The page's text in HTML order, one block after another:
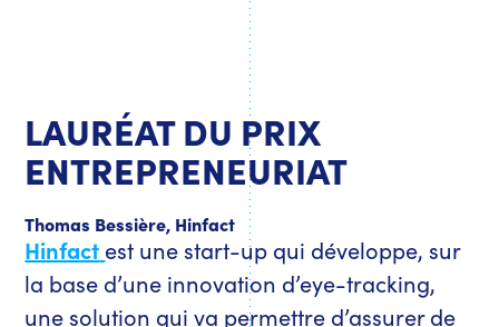
LAURÉAT DU PRIX
ENTREPRENEURIAT
Thomas Bessière, Hinfact
Hinfact est une start-up qui développe, sur
la base d’une innovation d’eye-tracking,
une solution qui va permettre d’assurer de